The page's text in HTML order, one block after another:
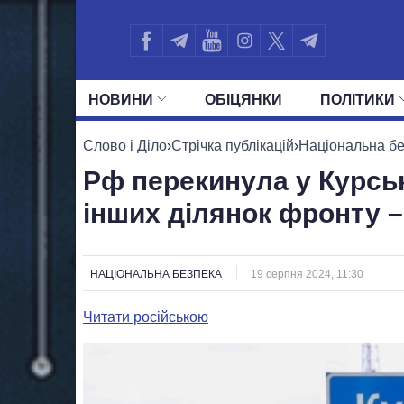
НОВИНИ ОБIЦЯНКИ ПОЛIТИКИ
УСІ ПОЛІТИКИ ПРЕЗИДЕНТ І
Слово і Діло›Стрічка публікацій›Національна
Рф перекинула у
інших ділянок фронту
НАЦІОНАЛЬНА БЕЗПЕКА 19 серпня 2024, 11:30
Читати російською